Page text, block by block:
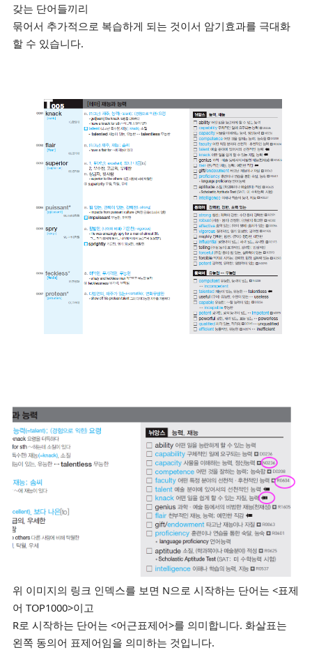
갖는 단어들끼리
묶어서 추가적으로 복습하게 되는 것이서 암기효과를 극대화
할 수 있습니다.
위 이미지의 링크 인덱스를 보면 N으로 시작하는 단어는 <표제
어 TOP1000>이고
R로 시작하는 단어는 <어근표제어>를 의미합니다. 화살표는
왼쪽 동의어 표제어임을 의미하는 것입니다.